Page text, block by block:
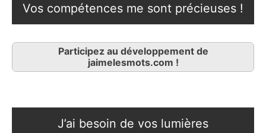
Vos compétences me sont précieuses !
Participez au développement de
jaimelesmots.com !
J’ai besoin de vos lumières